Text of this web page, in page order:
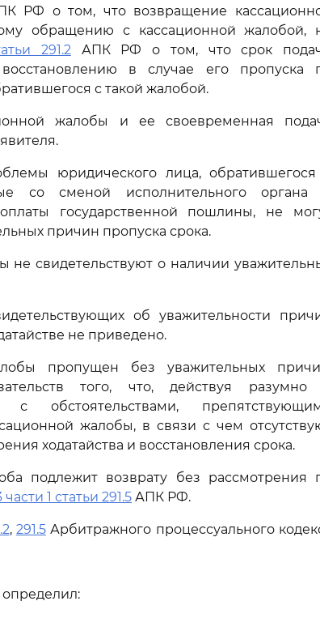
РФ о том, что возвращение
обращению с кассационной жалобой,
291.2АПК РФ о том, что срок
в случае его пропуска
с такой жалобой.
жалобы и ее своевременная
юридического лица,
со сменой исполнительного органа
государственной пошлины, не
причин пропуска срока.
не свидетельствуют о наличии
об уважительности
не приведено.
пропущен без уважительных
того, что, действуя разумно
с обстоятельствами,
жалобы, в связи с чем
ходатайства и восстановления срока.
подлежит возврату без рассмотрения
1 статьи 291.5 АПК РФ.
, 291.5Арбитражного процессуального
определил: